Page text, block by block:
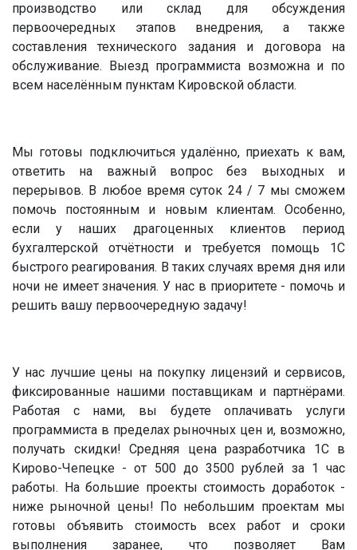
производство или склад для обсуждения
первоочередных этапов внедрения, а также
составления технического задания и договора на
обслуживание. Выезд программиста возможна и по
всем населённым пунктам Кировской области.
Мы готовы подключиться удалённо, приехать к вам,
ответить на важный вопрос без выходных и
перерывов. В любое время суток 24 / 7 мы сможем
помочь постоянным и новым клиентам. Особенно,
если у наших драгоценных клиентов период
бухгалтерской отчётности и требуется помощь 1С
быстрого реагирования. В таких случаях время дня или
ночи не имеет значения. У нас в приоритете - помочь и
решить вашу первоочередную задачу!
У нас лучшие цены на покупку лицензий и сервисов,
фиксированные нашими поставщикам и партнёрами.
Работая с нами, вы будете оплачивать услуги
программиста в пределах рыночных цен и, возможно,
получать скидки! Средняя цена разработчика 1С в
Кирово-Чепецке - от 500 до 3500 рублей за 1 час
работы. На большие проекты стоимость доработок -
ниже рыночной цены! По небольшим проектам мы
готовы объявить стоимость всех работ и сроки
выполнения заранее, что позволяет Вам